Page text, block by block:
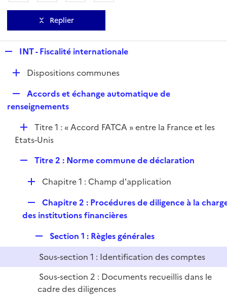
Replier
p
e
INT - Fiscalité internationale
D
p
l
i
e
r
Dispositions communes
e
l
i
Accords et échange automatique de
renseignements
D
é
i
e
r
Titre 1 : « Accord FATCA » entre la France et les
Etats-Unis
p
e
Titre 2 : Norme commune de déclaration
D
p
l
r
Chapitre 1 : Champ d'application
e
l
i
e
r
Chapitre 2 : Procédures de diligence à la
des institutions financières
e
p
Section 1 : Règles générales
Sous-section 1 : Identification des comptes
Sous-section 2 : Documents recueillis dans le
cadre des diligences